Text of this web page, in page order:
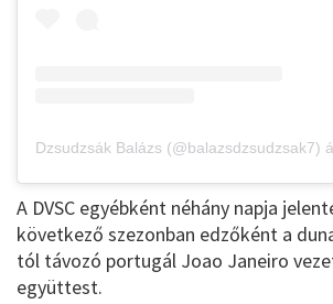
A DVSC egyébként néhány napja
következő szezonban edzőként a
tól távozó portugál Joao Janeiro
együttest.